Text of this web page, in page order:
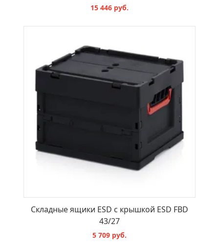
15 446 руб.
Складные ящики ESD с крышкой ESD FBD
43/27
5 709 руб.